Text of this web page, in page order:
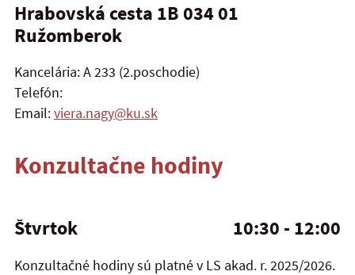
Hrabovská cesta 1B 034 01
Ružomberok
Kancelária: A 233 (2.poschodie)
Telefón:
Email:viera.nagy@ku.sk
Konzultačne hodiny
Štvrtok 10:30 - 12:00
Konzultačné hodiny sú platné v LS akad. r. 2025/2026.